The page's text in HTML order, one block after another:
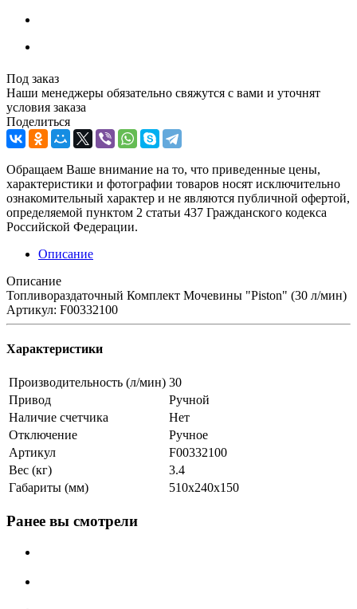
Под заказ
Наши менеджеры обязательно свяжутся с вами и уточнят
условия заказа
Поделиться
Обращаем Ваше внимание на то, что приведенные цены,
характеристики и фотографии товаров носят исключительно
ознакомительный характер и не являются публичной офертой,
определяемой пунктом 2 статьи 437 Гражданского кодекса
Российской Федерации.
Описание
Описание
Топливораздаточный Комплект Мочевины "Piston" (30 л/мин)
Артикул: F00332100
Характеристики
Производительность (л/мин) 30
Привод
Ручной
Наличие счетчика
Нет
Отключение
Ручное
Артикул
F00332100
Вес (кг)
3.4
Габариты (мм)
510х240х150
Ранее вы смотрели